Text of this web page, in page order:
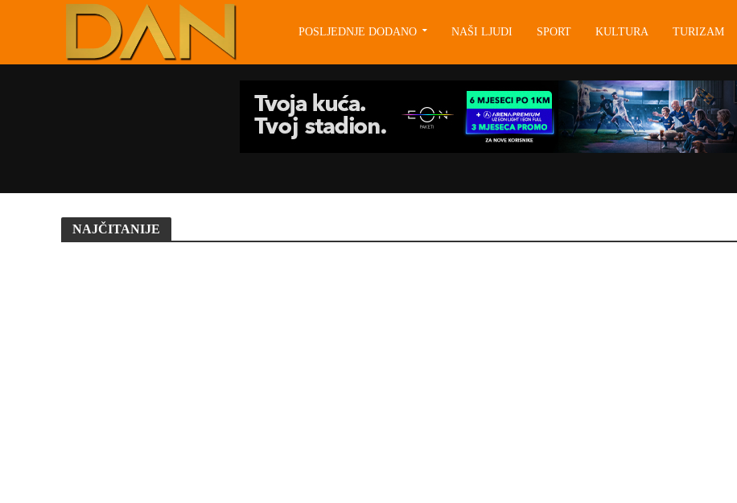
POSLJEDNJE DODANO NAŠI LJUDI SPORT KULTURA TURIZAM
NAJČITANIJE